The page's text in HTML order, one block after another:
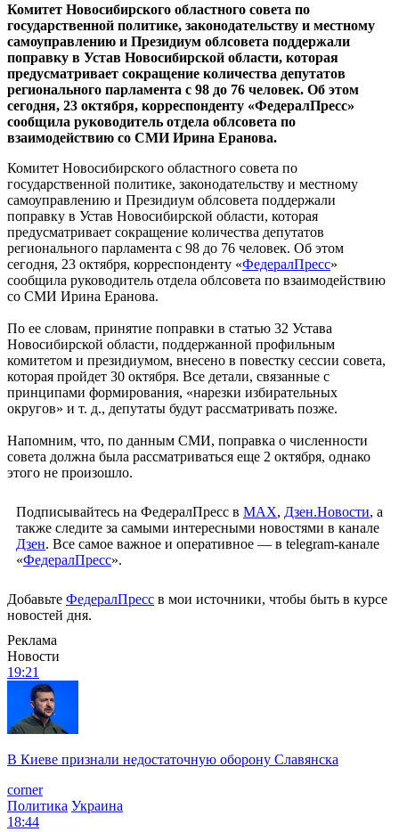
Комитет Новосибирского областного совета по
государственной политике, законодательству и местному
самоуправлению и Президиум облсовета поддержали
поправку в Устав Новосибирской области, которая
предусматривает сокращение количества депутатов
регионального парламента с 98 до 76 человек. Об этом
сегодня, 23 октября, корреспонденту «ФедералПресс»
сообщила руководитель отдела облсовета по
взаимодействию со СМИ Ирина Еранова.
Комитет Новосибирского областного совета по
государственной политике, законодательству и местному
самоуправлению и Президиум облсовета поддержали
поправку в Устав Новосибирской области, которая
предусматривает сокращение количества депутатов
регионального парламента с 98 до 76 человек. Об этом
сегодня, 23 октября, корреспонденту «ФедералПресс»
сообщила руководитель отдела облсовета по взаимодействию
со СМИ Ирина Еранова.
По ее словам, принятие поправки в статью 32 Устава
Новосибирской области, поддержанной профильным
комитетом и президиумом, внесено в повестку сессии совета,
которая пройдет 30 октября. Все детали, связанные с
принципами формирования, «нарезки избирательных
округов» и т. д., депутаты будут рассматривать позже.
Напомним, что, по данным СМИ, поправка о численности
совета должна была рассматриваться еще 2 октября, однако
этого не произошло.
Подписывайтесь на ФедералПресс в МАХ, Дзен.Новости, а
также следите за самыми интересными новостями в канале
Дзен. Все самое важное и оперативное — в telegram-канале
«ФедералПресс».
Добавьте ФедералПресс в мои источники, чтобы быть в курсе
новостей дня.
Реклама
Новости
19:21
В Киеве признали недостаточную оборону Славянска
corner
Политика Украина
18:44